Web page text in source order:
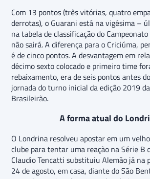
Com 13 pontos (três vitórias, quatro
derrotas), o Guarani está na vigésima –
na tabela de classificação do
não sairá. A diferença para o Criciúma,
é de cinco pontos. A desvantagem em
décimo sexto colocado e primeiro time
rebaixamento, era de seis pontos antes
jornada do turno inicial da edição 2019
Brasileirão.
A forma atual do
O Londrina resolveu apostar em um
clube para tentar uma reação na Série B
Claudio Tencatti substituiu Alemão já na
24 de agosto, em casa, diante do São